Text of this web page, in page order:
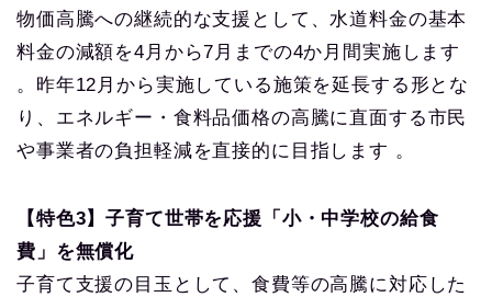
物価高騰への継続的な支援として、水道料金の基本
料金の減額を4月から7月までの4か月間実施します
。昨年12月から実施している施策を延長する形とな
り、エネルギー・食料品価格の高騰に直面する市民
や事業者の負担軽減を直接的に目指します 。
【特色3】子育て世帯を応援「小・中学校の給食
費」を無償化
子育て支援の目玉として、食費等の高騰に対応した